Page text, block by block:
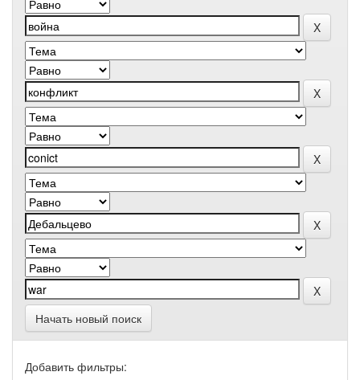
Начать новый поиск
Добавить фильтры: